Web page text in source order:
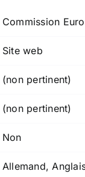
Commission
Site web
(non pertinent)
(non pertinent)
Non
Allemand,